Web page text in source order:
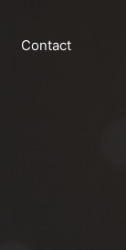
Contact